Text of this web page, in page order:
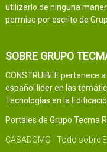
utilizarlo de ninguna
permiso por escrito de
SOBRE GRUPO
CONSTRUIBLE pertenece a
español líder en las
Tecnologías en la
Portales de Grupo Tecma
CASADOMO - Todo sobre